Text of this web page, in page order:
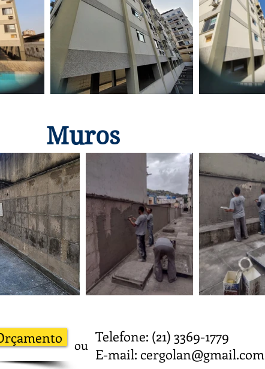
Muros
ou Telefone: (21) 3369-1779
E-mail: cergolan@gmail.com